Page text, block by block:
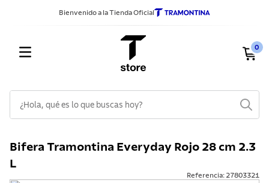
Bienvenido a la Tienda Oficial
0
Bifera Tramontina Everyday Rojo 28 cm 2.3
L
Referencia: 27803321
1.
sarten